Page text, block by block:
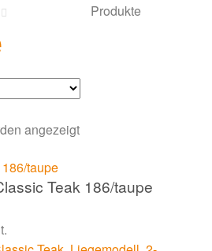
Produkte
angezeigt
Teak 186/taupe